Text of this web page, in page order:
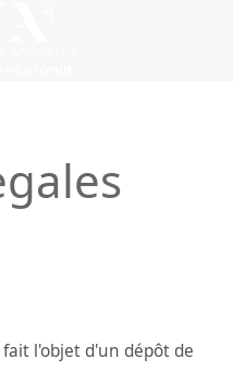
l'objet d'un dépôt de